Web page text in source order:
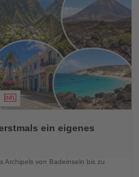
ein eigenes
Archipels von Badeinseln bis zu